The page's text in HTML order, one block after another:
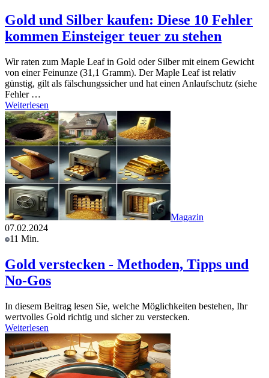
Gold und Silber kaufen: Diese 10 Fehler
kommen Einsteiger teuer zu stehen
Wir raten zum Maple Leaf in Gold oder Silber mit einem Gewicht
von einer Feinunze (31,1 Gramm). Der Maple Leaf ist relativ
günstig, gilt als fälschungssicher und hat einen Anlaufschutz (siehe
Fehler …
Weiterlesen
Magazin
07.02.2024
11 Min.
Gold verstecken - Methoden, Tipps und
No-Gos
In diesem Beitrag lesen Sie, welche Möglichkeiten bestehen, Ihr
wertvolles Gold richtig und sicher zu verstecken.
Weiterlesen